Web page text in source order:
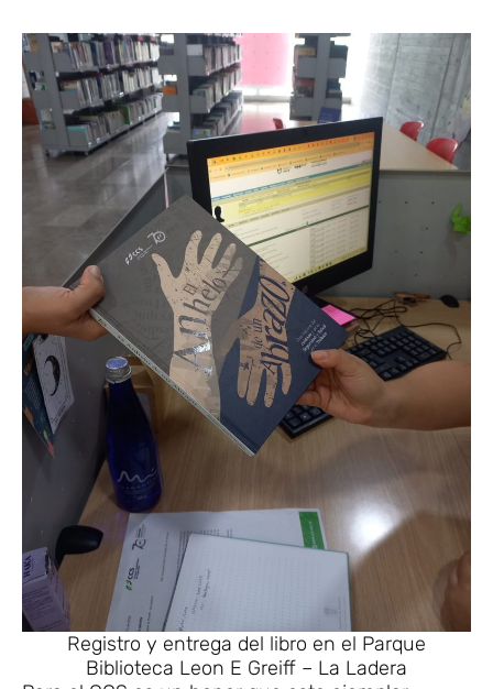
Registro y entrega del libro en el Parque
Biblioteca Leon E Greiff – La Ladera